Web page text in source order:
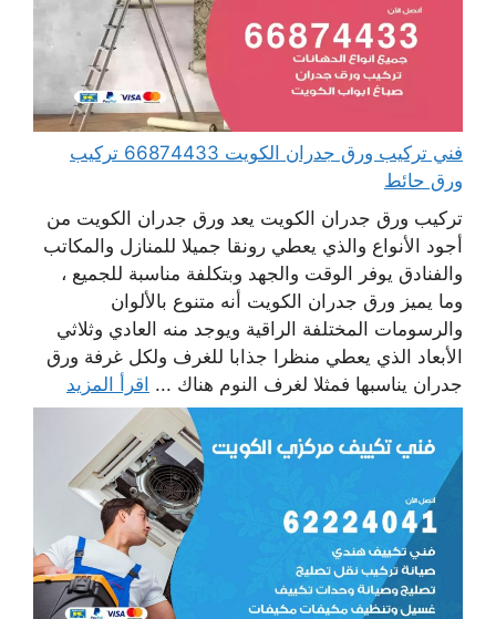
فني تركيب ورق جدران الكويت 66874433 تركيب
ورق حائط
تركيب ورق جدران الكويت يعد ورق جدران الكويت من
أجود الأنواع والذي يعطي رونقا جميلا للمنازل والمكاتب
والفنادق يوفر الوقت والجهد وبتكلفة مناسبة للجميع ،
وما يميز ورق جدران الكويت أنه متنوع بالألوان
والرسومات المختلفة الراقية ويوجد منه العادي وثلاثي
الأبعاد الذي يعطي منظرا جذابا للغرف ولكل غرفة ورق
جدران يناسبها فمثلا لغرف النوم هناك ... اقرأ المزيد